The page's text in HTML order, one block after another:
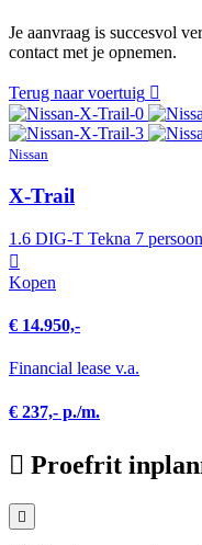
Je aanvraag is succesvol
contact met je opnemen.
Terug naar voertuig
Nissan
X-Trail
1.6 DIG-T Tekna 7
Kopen
€ 14.950,-
Financial lease v.a.
€ 237,- p./m.
Proefrit